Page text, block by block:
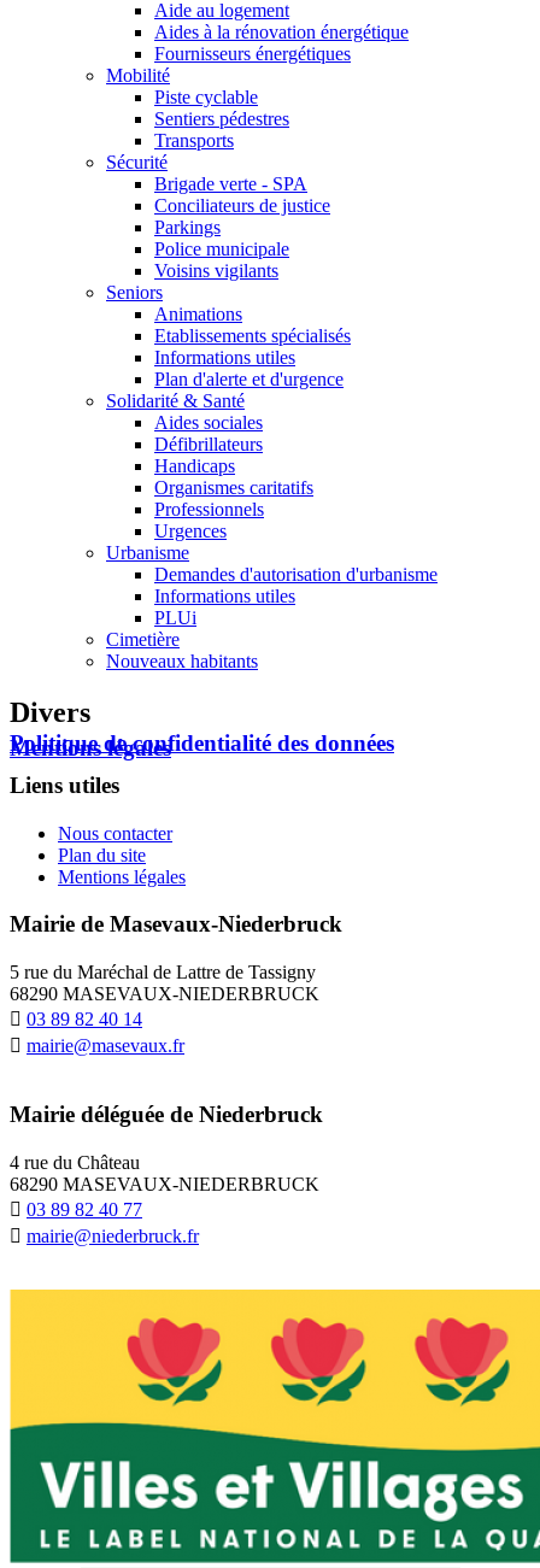
Aide au logement
Aides à la rénovation énergétique
Fournisseurs énergétiques
Mobilité
Piste cyclable
Sentiers pédestres
Transports
Sécurité
Brigade verte - SPA
Conciliateurs de justice
Parkings
Police municipale
Voisins vigilants
Seniors
Animations
Etablissements spécialisés
Informations utiles
Plan d'alerte et d'urgence
Solidarité & Santé
Aides sociales
Défibrillateurs
Handicaps
Organismes caritatifs
Professionnels
Urgences
Urbanisme
Demandes d'autorisation d'urbanisme
Informations utiles
PLUi
Cimetière
Nouveaux habitants
Divers
Politique de confidentialité des données
Mentions légales
Liens utiles
Nous contacter
Plan du site
Mentions légales
Mairie de Masevaux-Niederbruck
5 rue du Maréchal de Lattre de Tassigny
68290 MASEVAUX-NIEDERBRUCK
03 89 82 40 14
mairie@masevaux.fr
Mairie déléguée de Niederbruck
4 rue du Château
68290 MASEVAUX-NIEDERBRUCK
03 89 82 40 77
mairie@niederbruck.fr